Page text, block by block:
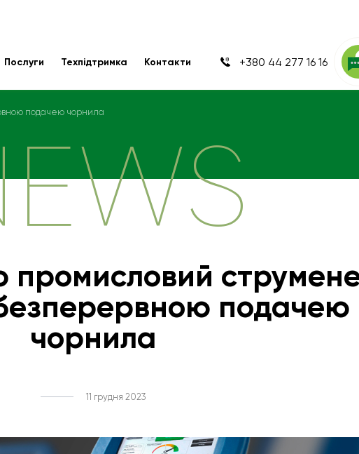
Послуги Техпідтримка Контакти +380 44 277 16 16
подачею чорнила
промисловий
подачею
чорнила
11 грудня 2023